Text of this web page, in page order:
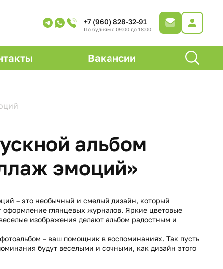
+7 (960) 828-32-91
По будням с 09:00 до 18:00
Вакансии
альбом
эмоций»
– это необычный и смелый дизайн, который
оформление глянцевых журналов. Яркие цветовые
изображения делают альбом радостным и
– ваш помощник в воспоминаниях. Так пусть
будут веселыми и сочными, как дизайн этого